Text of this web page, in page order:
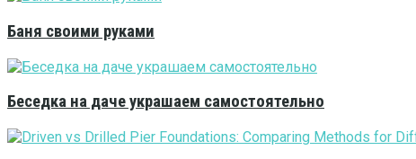
Баня своими руками
Беседка на даче украшаем самостоятельно